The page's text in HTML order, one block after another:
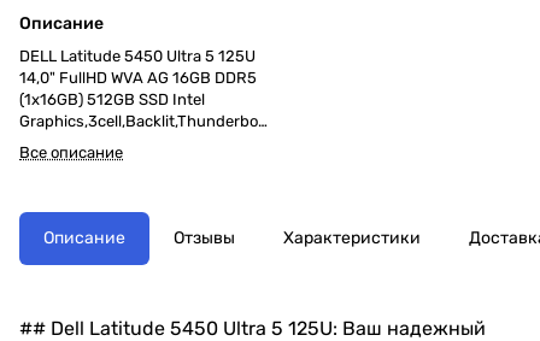
Описание
DELL Latitude 5450 Ultra 5 125U
14,0" FullHD WVA AG 16GB DDR5
(1x16GB) 512GB SSD Intel
Graphics,3cell,Backlit,Thunderbolt
,2y,Linux.1,37kg,KB Eng/Rus
Все описание
Описание Отзывы Характеристики
## Dell Latitude 5450 Ultra 5 125U: Ваш надежный